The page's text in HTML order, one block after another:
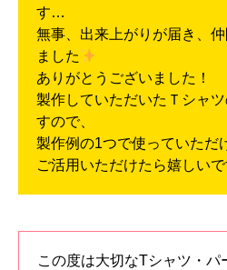
す…
無事、出来上がりが届き、
ました
ありがとうございました！
製作していただいたＴシャ
すので、
製作例の1つで使っていただ
ご活用いただけたら嬉しいで
この度は大切なTシャツ・